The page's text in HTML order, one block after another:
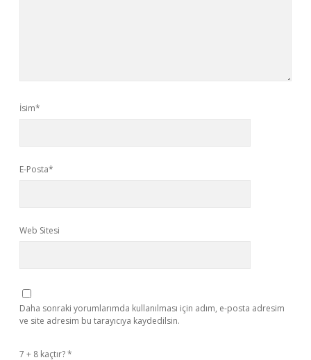
İsim*
E-Posta*
Web Sitesi
Daha sonraki yorumlarımda kullanılması için adım, e-posta adresim
ve site adresim bu tarayıcıya kaydedilsin.
7 + 8 kaçtır?*